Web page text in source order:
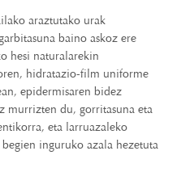
araztutako urak
baino askoz ere
hesi naturalarekin
hidratazio-film uniforme
epidermisaren bidez
murrizten du, gorritasuna eta
eta larruazaleko
inguruko azala hezetuta